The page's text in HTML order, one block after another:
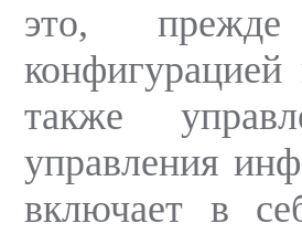
это,
также
управления
включает в